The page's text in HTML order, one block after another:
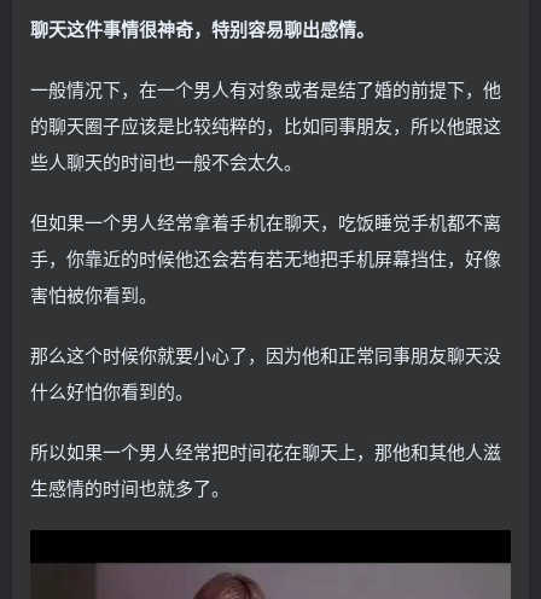
聊天这件事情很神奇，特别容易聊出感情。
一般情况下，在一个男人有对象或者是结了婚的前提下，他
的聊天圈子应该是比较纯粹的，比如同事朋友，所以他跟这
些人聊天的时间也一般不会太久。
但如果一个男人经常拿着手机在聊天，吃饭睡觉手机都不离
手，你靠近的时候他还会若有若无地把手机屏幕挡住，好像
害怕被你看到。
那么这个时候你就要小心了，因为他和正常同事朋友聊天没
什么好怕你看到的。
所以如果一个男人经常把时间花在聊天上，那他和其他人滋
生感情的时间也就多了。